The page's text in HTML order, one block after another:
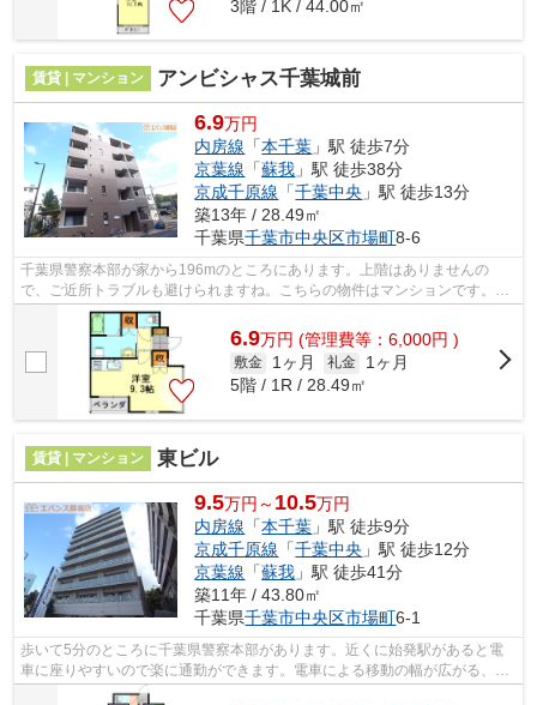
3階 / 1K / 44.00㎡
賃貸 | マンション アンビシャス千葉城前
6.9万円
内房線 「本千葉 」駅 徒歩7分
京葉線 「蘇我 」駅 徒歩38分
京成千原線 「千葉中央 」駅 徒歩13分
築13年 / 28.49㎡
千葉県千葉市中央区市場町8-6
千葉県警察本部が家から196mのところにあります。上階はありませんの
で、ご近所トラブルも避けられますね。こちらの物件はマンションです。共
用部には敷地内ごみ置き場・エレベータな...
6.9万円 (管理費等：6,000円 )
敷金 1ヶ月 礼金
1ヶ月
5階 / 1R / 28.49㎡
賃貸 | マンション 東ビル
9.5万円～ 10.5万円
内房線 「本千葉 」駅 徒歩9分
京成千原線 「千葉中央 」駅 徒歩12分
京葉線 「蘇我 」駅 徒歩41分
築11年 / 43.80㎡
千葉県千葉市中央区市場町6-1
歩いて5分のところに千葉県警察本部があります。近くに始発駅があると電
車に座りやすいので楽に通勤ができます。電車による移動の幅が広がる、3
駅以上利用可能な物件です。共用部には...